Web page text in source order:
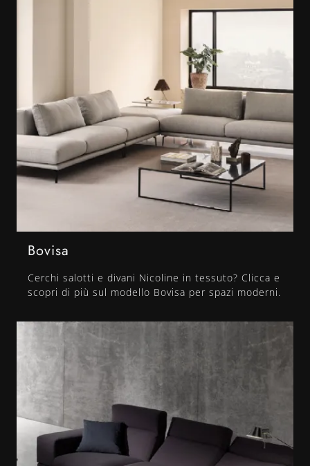
Bovisa
Cerchi salotti e divani Nicoline in tessuto? Clicca e
scopri di più sul modello Bovisa per spazi moderni.